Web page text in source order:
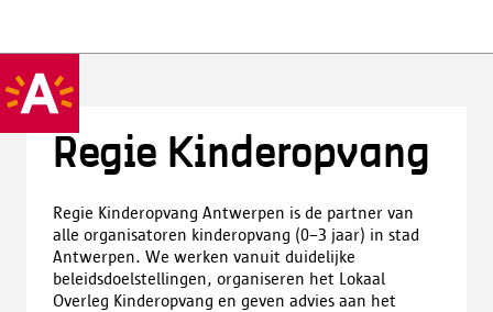
Regie Kinderopvang
Regie Kinderopvang Antwerpen is de partner van
alle organisatoren kinderopvang (0–3 jaar) in stad
Antwerpen. We werken vanuit duidelijke
beleidsdoelstellingen, organiseren het Lokaal
Overleg Kinderopvang en geven advies aan het